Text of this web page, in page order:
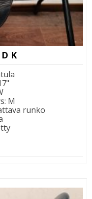
K
: M
runko